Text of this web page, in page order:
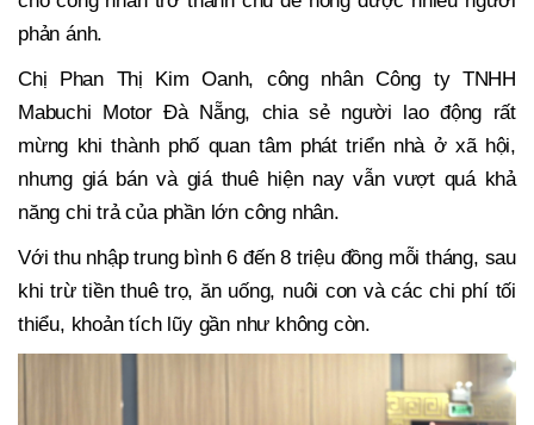
phản ánh.
Chị Phan Thị Kim Oanh, công nhân Công ty TNHH
Mabuchi Motor Đà Nẵng, chia sẻ người lao động rất
mừng khi thành phố quan tâm phát triển nhà ở xã hội,
nhưng giá bán và giá thuê hiện nay vẫn vượt quá khả
năng chi trả của phần lớn công nhân.
Với thu nhập trung bình 6 đến 8 triệu đồng mỗi tháng, sau
khi trừ tiền thuê trọ, ăn uống, nuôi con và các chi phí tối
thiểu, khoản tích lũy gần như không còn.